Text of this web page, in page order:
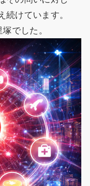
続けています。
でした。